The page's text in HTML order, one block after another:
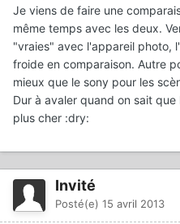
Je viens de faire une
même temps avec les deux.
"vraies" avec l'appareil photo,
froide en comparaison. Autre
mieux que le sony pour les
Dur à avaler quand on sait
plus cher :dry:
Invité
Posté(e) 15 avril 2013